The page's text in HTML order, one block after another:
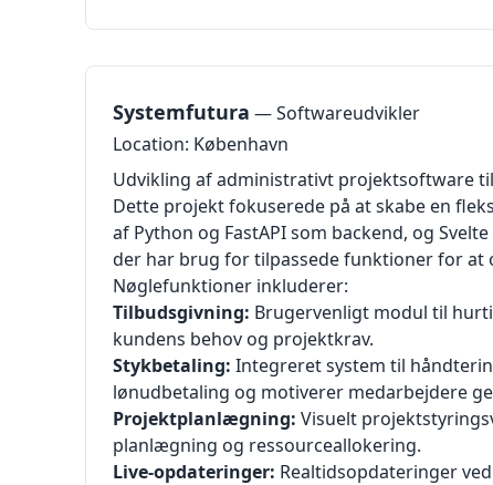
Systemfutura — Softwareudvikler
Location: København
Udvikling af administrativt projektsoftware
Dette projekt fokuserede på at skabe en
af Python og FastAPI som backend, og
der har brug for tilpassede funktioner for at
Nøglefunktioner inkluderer:
Tilbudsgivning: Brugervenligt modul til
kundens behov og projektkrav.
Stykbetaling: Integreret system til
lønudbetaling og motiverer medarbejdere
Projektplanlægning: Visuelt
planlægning og ressourceallokering.
Live-opdateringer: Realtidsopdateringer ved